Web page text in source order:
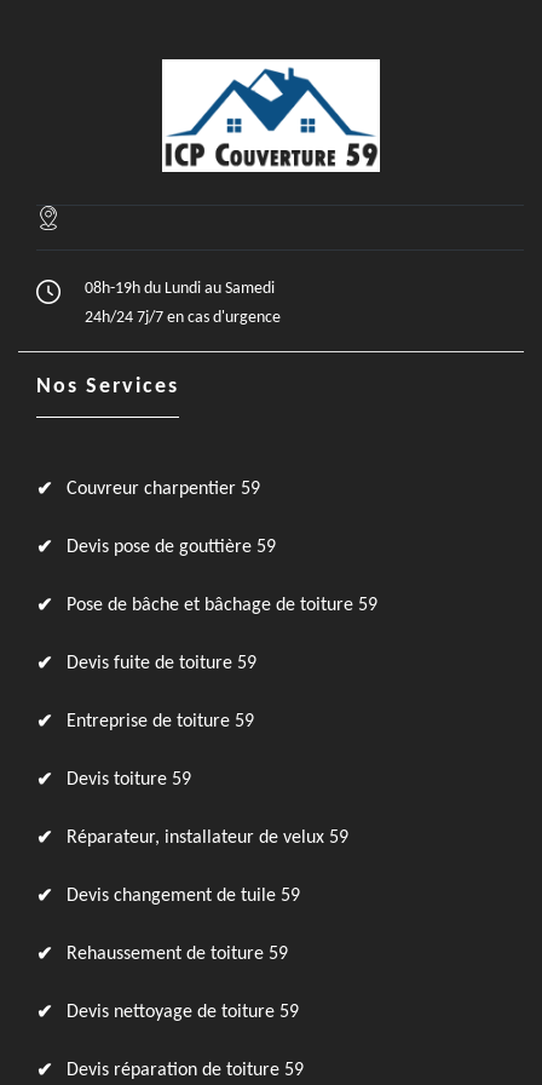
08h-19h du Lundi au Samedi
24h/24 7j/7 en cas d'urgence
Nos Services
Couvreur charpentier 59
Devis pose de gouttière 59
Pose de bâche et bâchage de toiture 59
Devis fuite de toiture 59
Entreprise de toiture 59
Devis toiture 59
Réparateur, installateur de velux 59
Devis changement de tuile 59
Rehaussement de toiture 59
Devis nettoyage de toiture 59
Devis réparation de toiture 59